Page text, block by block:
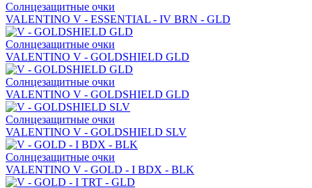
Солнцезащитные очки
VALENTINO V - ESSENTIAL - IV BRN - GLD
Солнцезащитные очки
VALENTINO V - GOLDSHIELD GLD
Солнцезащитные очки
VALENTINO V - GOLDSHIELD GLD
Солнцезащитные очки
VALENTINO V - GOLDSHIELD SLV
Солнцезащитные очки
VALENTINO V - GOLD - I BDX - BLK